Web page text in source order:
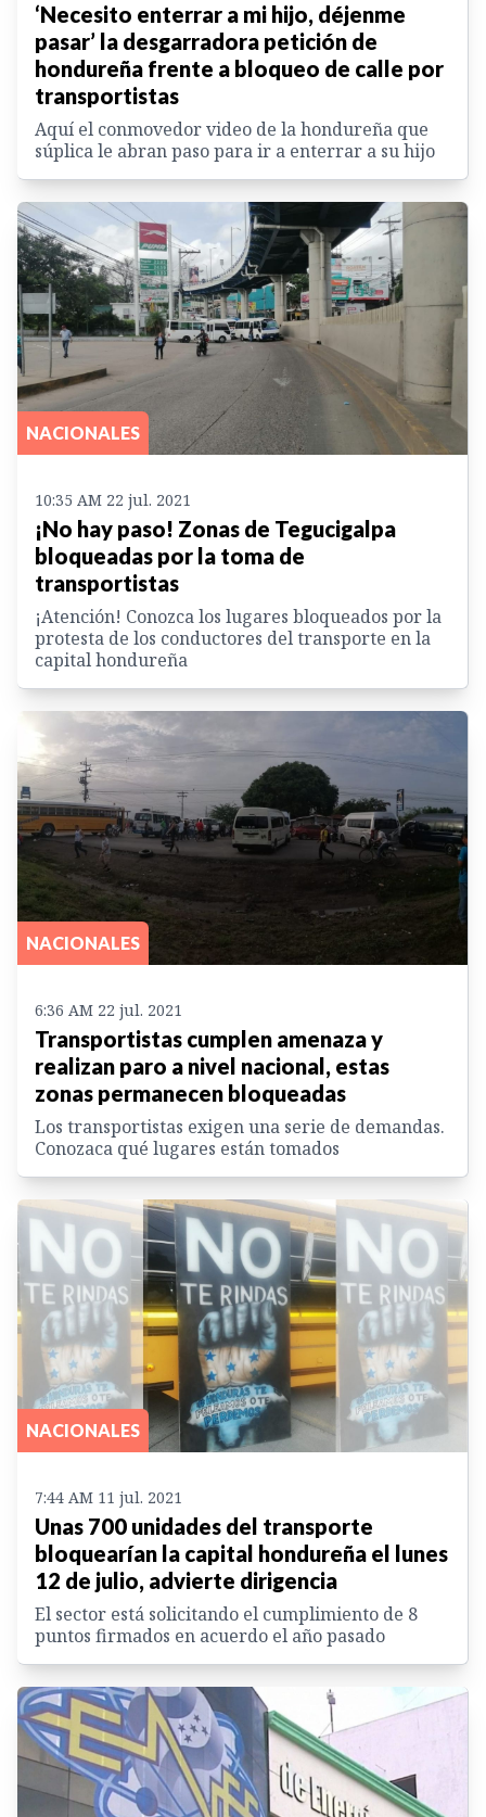
‘Necesito enterrar a mi hijo, déjenme
pasar’ la desgarradora petición de
hondureña frente a bloqueo de calle por
transportistas
Aquí el conmovedor video de la hondureña que
súplica le abran paso para ir a enterrar a su hijo
NACIONALES
10:35 AM 22 jul. 2021
¡No hay paso! Zonas de Tegucigalpa
bloqueadas por la toma de
transportistas
¡Atención! Conozca los lugares bloqueados por la
protesta de los conductores del transporte en la
capital hondureña
NACIONALES
6:36 AM 22 jul. 2021
Transportistas cumplen amenaza y
realizan paro a nivel nacional, estas
zonas permanecen bloqueadas
Los transportistas exigen una serie de demandas.
Conozaca qué lugares están tomados
NACIONALES
7:44 AM 11 jul. 2021
Unas 700 unidades del transporte
bloquearían la capital hondureña el lunes
12 de julio, advierte dirigencia
El sector está solicitando el cumplimiento de 8
puntos firmados en acuerdo el año pasado